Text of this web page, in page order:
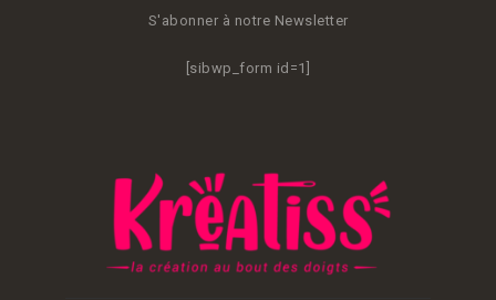
S'abonner à notre Newsletter
[sibwp_form id=1]